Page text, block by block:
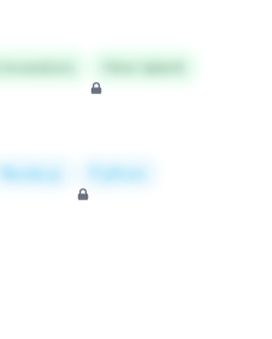
Hire talent
Node.js Python